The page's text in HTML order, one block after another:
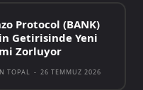
Protocol (BANK)
Getirisinde Yeni
Zorluyor
TOPAL - 26 TEMMUZ 2026